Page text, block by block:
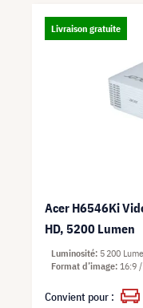
Livraison gratuite
Acer H6546Ki
HD, 5200 Lumen
Luminosité 5 200
Format d’image 16:9
Convient pour :